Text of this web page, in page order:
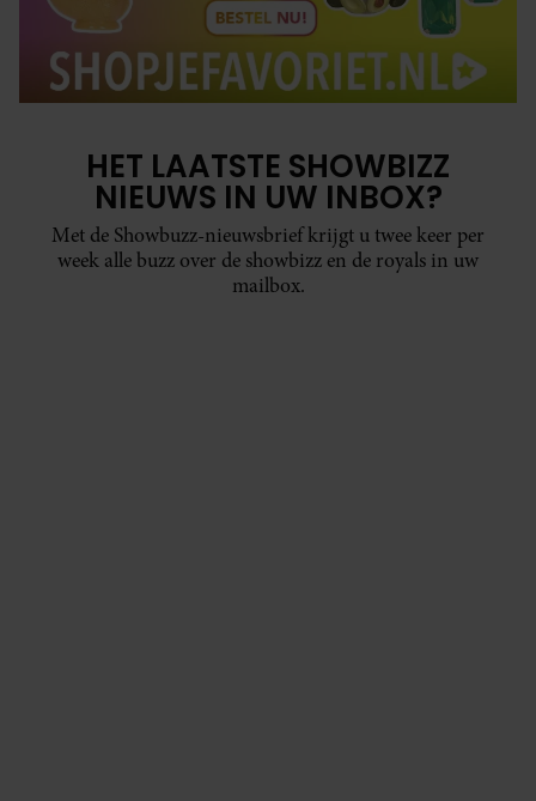
HET LAATSTE SHOWBIZZ
NIEUWS IN UW INBOX?
Met de Showbuzz-nieuwsbrief krijgt u twee keer per
week alle buzz over de showbizz en de royals in uw
mailbox.